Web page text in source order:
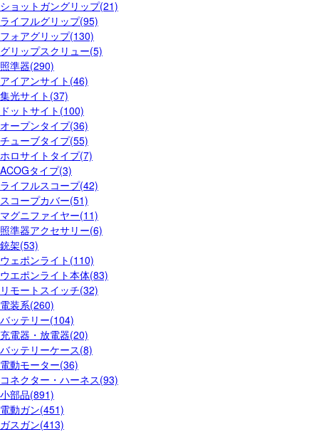
ショットガングリップ(21)
ライフルグリップ(95)
フォアグリップ(130)
グリップスクリュー(5)
照準器(290)
アイアンサイト(46)
集光サイト(37)
ドットサイト(100)
オープンタイプ(36)
チューブタイプ(55)
ホロサイトタイプ(7)
ACOGタイプ(3)
ライフルスコープ(42)
スコープカバー(51)
マグニファイヤー(11)
照準器アクセサリー(6)
銃架(53)
ウェポンライト(110)
ウエポンライト本体(83)
リモートスイッチ(32)
電装系(260)
バッテリー(104)
充電器・放電器(20)
バッテリーケース(8)
電動モーター(36)
コネクター・ハーネス(93)
小部品(891)
電動ガン(451)
ガスガン(413)